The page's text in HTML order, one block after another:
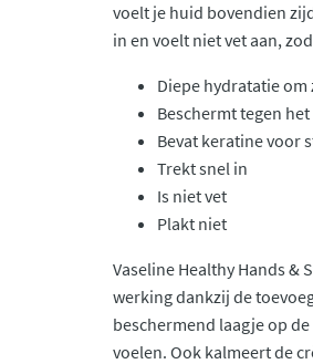
voelt je huid bovendien
in en voelt niet vet aan,
Diepe hydratatie
Beschermt tegen
Bevat keratine voor
Trekt snel in
Is niet vet
Plakt niet
Vaseline Healthy Hands &
werking dankzij de
beschermend laagje op
voelen. Ook kalmeert de